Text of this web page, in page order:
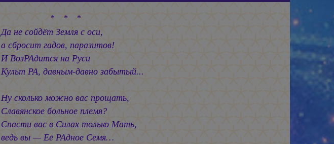
* * *
Да не сойдёт Земля с оси,
а сбросит гадов, паразитов!
И ВозРАдится на Руси
Культ РА, давным-давно забытый...
Ну сколько можно вас прощать,
Славянское больное племя?
Спасти вас в Силах только Мать,
ведь вы — Её РАдное Семя…